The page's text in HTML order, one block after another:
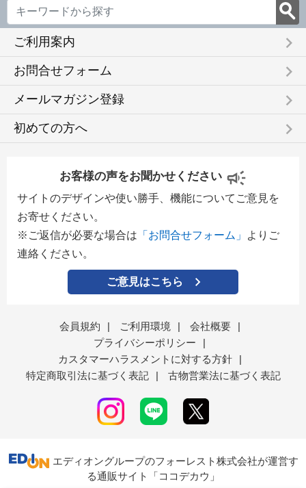
ご利用案内 keyboard_arrow_right
お問合せフォーム keyboard_arrow_right
メールマガジン登録 keyboard_arrow_right
初めての方へ keyboard_arrow_right
お客様の声をお聞かせください
サイトのデザインや使い勝手、機能についてご意見を
お寄せください。
※ご返信が必要な場合は 「お問合せフォーム」
よりご
連絡ください。
ご意見はこちら
会員規約 | ご利用環境 | 会社概要
|
プライバシーポリシー
|
カスタマーハラスメントに対する方針
|
特定商取引法に基づく表記
| 古物営業法に基づく表記
エディオングループのフォーレスト株式会社が運営す
る通販サイト「ココデカウ」